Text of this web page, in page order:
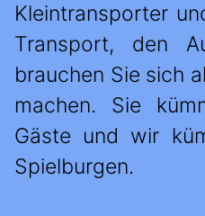
Kleintransporter
Transport, den
brauchen Sie sich
machen. Sie
Gäste und wir
Spielburgen.